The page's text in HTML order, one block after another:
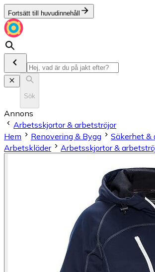
Fortsätt till huvudinnehåll
Sök
Annons
Arbetsskjortor & arbetströjor
Hem
Renovering & Bygg
Säkerhet &
Arbetskläder
Arbetsskjortor &